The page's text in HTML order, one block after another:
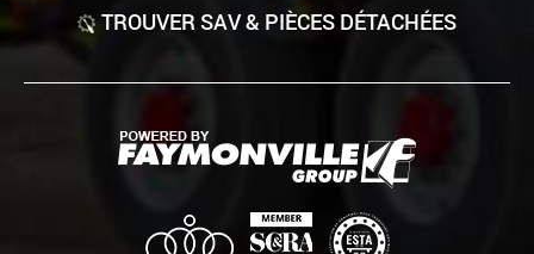
TROUVER SAV & PIÈCES DÉTACHÉES